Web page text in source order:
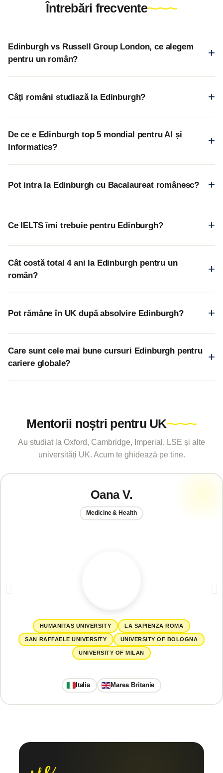
Întrebări frecvente
Edinburgh vs Russell Group London, ce alegem
pentru un român?
Câți români studiază la Edinburgh?
De ce e Edinburgh top 5 mondial pentru AI și
Informatics?
Pot intra la Edinburgh cu Bacalaureat românesc?
Ce IELTS îmi trebuie pentru Edinburgh?
Cât costă total 4 ani la Edinburgh pentru un
român?
Pot rămâne în UK după absolvire Edinburgh?
Care sunt cele mai bune cursuri Edinburgh pentru
cariere globale?
Mentorii noștri pentru UK
Au studiat la Oxford, Cambridge, Imperial, LSE și alte
universități UK. Acum te ghidează pe tine.
Oana V.
Medicine & Health
HUMANITAS UNIVERSITY LA SAPIENZA ROMA
SAN RAFFAELE UNIVERSITY UNIVERSITY OF BOLOGNA
UNIVERSITY OF MILAN
Italia Marea Britanie